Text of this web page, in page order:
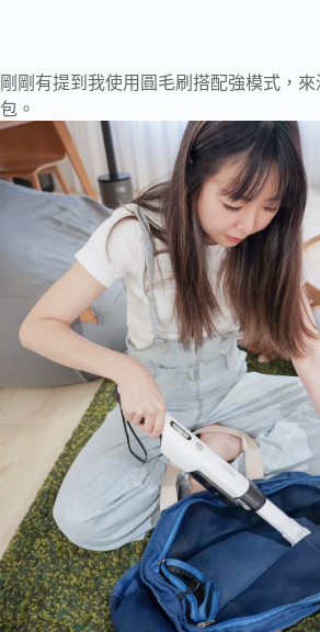
剛剛有提到我使用圓毛刷搭配強模式，來
包。